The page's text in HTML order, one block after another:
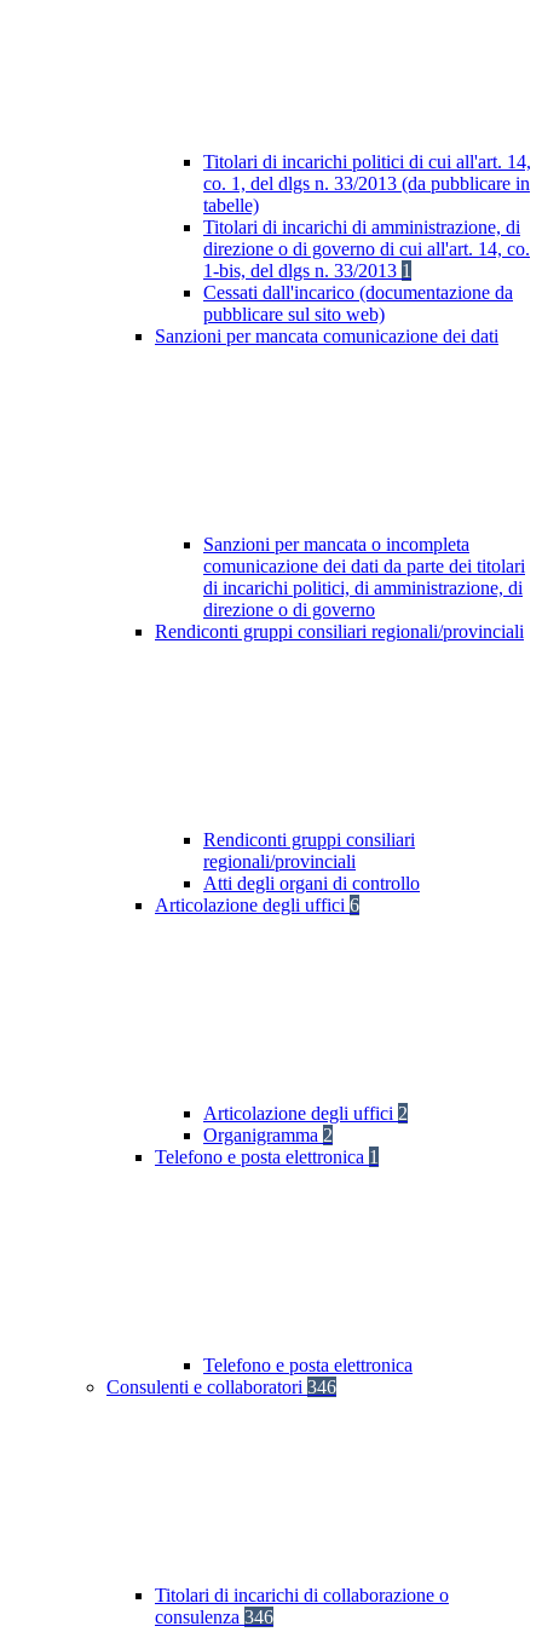
Titolari di incarichi politici di cui all'art. 14,
co. 1, del dlgs n. 33/2013 (da pubblicare in
tabelle)
Titolari di incarichi di amministrazione, di
direzione o di governo di cui all'art. 14, co.
1-bis, del dlgs n. 33/2013 1
Cessati dall'incarico (documentazione da
pubblicare sul sito web)
Sanzioni per mancata comunicazione dei dati
Sanzioni per mancata o incompleta
comunicazione dei dati da parte dei titolari
di incarichi politici, di amministrazione, di
direzione o di governo
Rendiconti gruppi consiliari regionali/provinciali
Rendiconti gruppi consiliari
regionali/provinciali
Atti degli organi di controllo
Articolazione degli uffici 6
Articolazione degli uffici 2
Organigramma 2
Telefono e posta elettronica 1
Telefono e posta elettronica
Consulenti e collaboratori 346
Titolari di incarichi di collaborazione o
consulenza 346